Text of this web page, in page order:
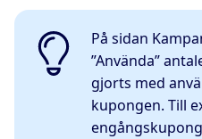
På sidan
”Använda”
gjorts med
kupongen. Till